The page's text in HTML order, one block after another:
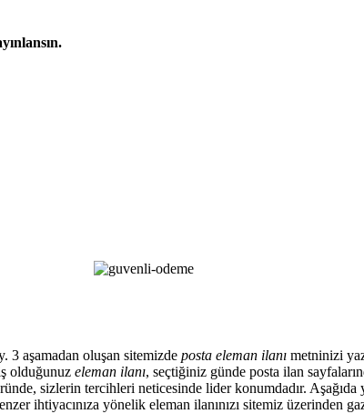
3 aşamadan oluşan sitemizde posta eleman ilanı metninizi
olduğunuz eleman ilanı, seçtiğiniz günde posta ilan
sizlerin tercihleri neticesinde lider konumdadır. Aşağıda
ihtiyacınıza yönelik eleman ilanınızı sitemiz üzerinden